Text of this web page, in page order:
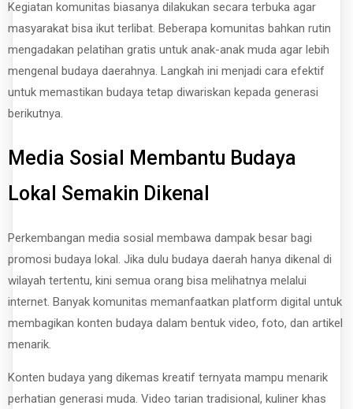
Kegiatan komunitas biasanya dilakukan secara terbuka agar
masyarakat bisa ikut terlibat. Beberapa komunitas bahkan rutin
mengadakan pelatihan gratis untuk anak-anak muda agar lebih
mengenal budaya daerahnya. Langkah ini menjadi cara efektif
untuk memastikan budaya tetap diwariskan kepada generasi
berikutnya.
Media Sosial Membantu Budaya
Lokal Semakin Dikenal
Perkembangan media sosial membawa dampak besar bagi
promosi budaya lokal. Jika dulu budaya daerah hanya dikenal di
wilayah tertentu, kini semua orang bisa melihatnya melalui
internet. Banyak komunitas memanfaatkan platform digital untuk
membagikan konten budaya dalam bentuk video, foto, dan artikel
menarik.
Konten budaya yang dikemas kreatif ternyata mampu menarik
perhatian generasi muda. Video tarian tradisional, kuliner khas